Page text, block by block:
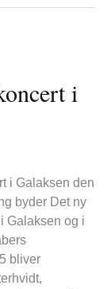
i
i Galaksen den
byder Det ny
Galaksen og i
bliver